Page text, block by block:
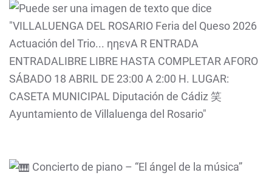
Concierto de piano – “El ángel de la música”